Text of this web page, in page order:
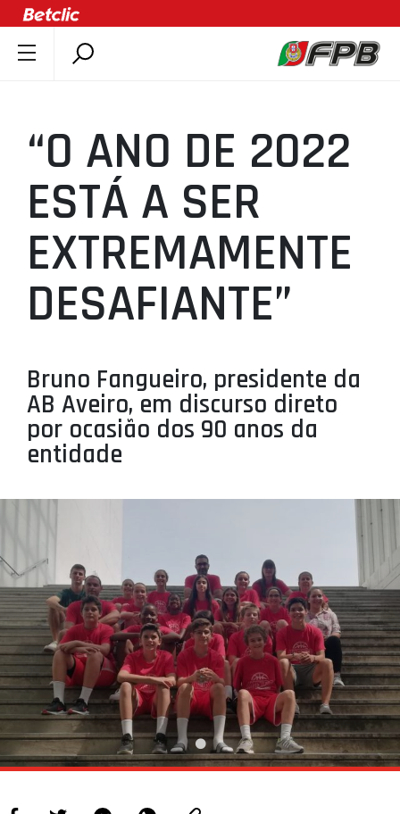
ÚLTIMAS
COMPETIÇÕES
ASSOCIAÇÕES
CLUBES
AGENTES
AGENDA
MINIBASQUETE
ÁREA TÉCNICA
PROJETOS
LIGA BETCLIC MASCULINA
LIGA BETCLIC FEMININA
“O ANO DE 2022
ESTÁ A SER
EXTREMAMENTE
DESAFIANTE”
Bruno Fangueiro, presidente da
AB Aveiro, em discurso direto
por ocasião dos 90 anos da
entidade